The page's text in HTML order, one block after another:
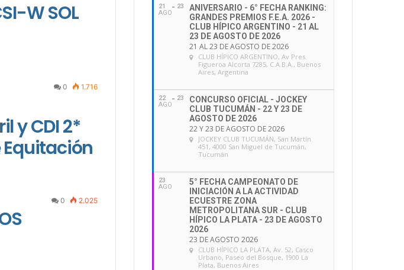
W SOL
0 1.716
y CDI 2*
Equitación
0 2.025
21
AGO
23
ANIVERSARIO - 6° FECHA RANKING:
GRANDES PREMIOS F.E.A. 2026 -
CLUB HÍPICO ARGENTINO - 21 AL
23 DE AGOSTO DE 2026
21 AL 23 DE AGOSTO DE 2026
CLUB HÍPICO ARGENTINO, Av Pres.
Figueroa Alcorta 7285, C.A.B.A., Buenos
Aires, Argentina
22
AGO
23
CONCURSO OFICIAL - JOCKEY
CLUB TUCUMÁN - 22 Y 23 DE
AGOSTO DE 2026
22 Y 23 DE AGOSTO DE 2026
JOCKEY CLUB TUCUMÁN, San Martín
451, 4000 San Miguel de Tucumán,
Tucumán
23
AGO
5° FECHA CAMPEONATO DE
INICIACIÓN A LA ACTIVIDAD
ECUESTRE ZONA
METROPOLITANA SUR - CLUB
HÍPICO LA PLATA - 23 DE AGOSTO
2026
23 DE AGOSTO 2026
CLUB HÍPICO LA PLATA, Av. 52, Casco
Urbano, Paseo del Bosque, 1900 La
Plata, Buenos Aires